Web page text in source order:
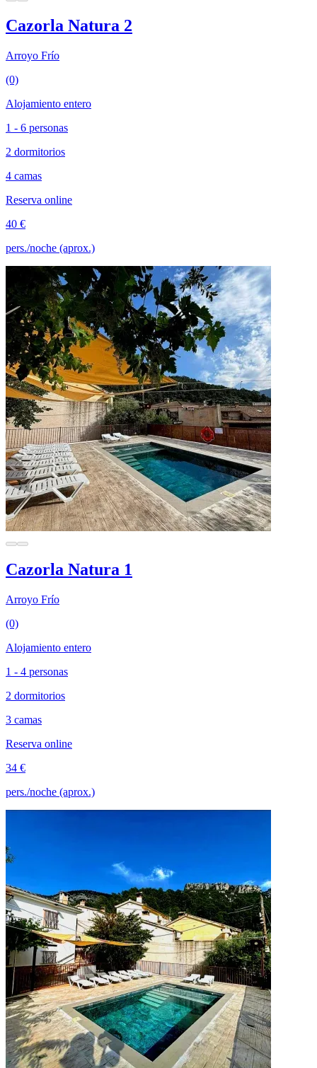
Cazorla Natura 2
Arroyo Frío
(0)
Alojamiento entero
1 - 6 personas
2 dormitorios
4 camas
Reserva online
40 €
pers./noche (aprox.)
Cazorla Natura 1
Arroyo Frío
(0)
Alojamiento entero
1 - 4 personas
2 dormitorios
3 camas
Reserva online
34 €
pers./noche (aprox.)